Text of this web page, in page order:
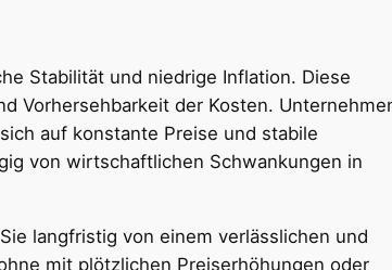
Stabilität und niedrige Inflation. Diese
Vorhersehbarkeit der Kosten.
auf konstante Preise und stabile
von wirtschaftlichen Schwankungen in
langfristig von einem verlässlichen und
mit plötzlichen Preiserhöhungen oder